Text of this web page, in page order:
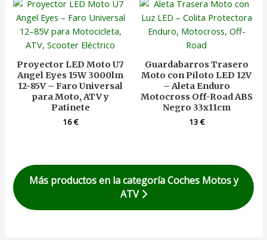
Proyector LED Moto U7
Angel Eyes 15W 3000lm
12-85V – Faro Universal
para Moto, ATV y
Patinete
16€
Guardabarros Trasero
Moto con Piloto LED 12V
– Aleta Enduro
Motocross Off-Road ABS
Negro 33x11cm
13€
Más productos en la categoría Coches Motos y
ATV